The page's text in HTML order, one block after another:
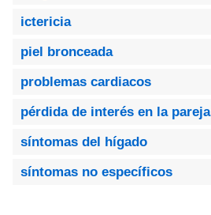
ictericia
piel bronceada
problemas cardiacos
pérdida de interés en la pareja
síntomas del hígado
síntomas no específicos